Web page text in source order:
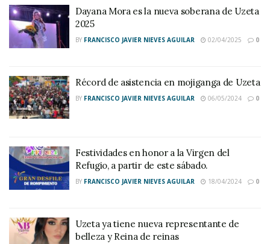
Dayana Mora es la nueva soberana de Uzeta
2025
BY FRANCISCO JAVIER NIEVES AGUILAR 02/04/2025 0
Récord de asistencia en mojiganga de Uzeta
BY FRANCISCO JAVIER NIEVES AGUILAR 06/05/2024 0
Festividades en honor a la Virgen del
Refugio, a partir de este sábado.
BY FRANCISCO JAVIER NIEVES AGUILAR 18/04/2024 0
Uzeta ya tiene nueva representante de
belleza y Reina de reinas